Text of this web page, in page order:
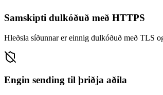
Samskipti dulkóðuð með HTTPS
Hleðsla síðunnar er einnig dulkóðuð með TLS
Engin sending til þriðja aðila